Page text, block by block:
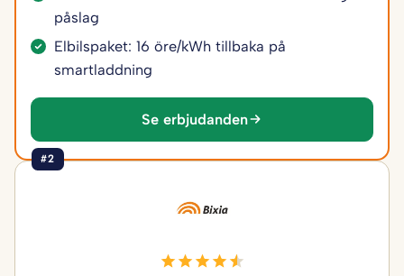
påslag
Elbilspaket: 16 öre/kWh tillbaka på
smartladdning
Se erbjudanden
#2